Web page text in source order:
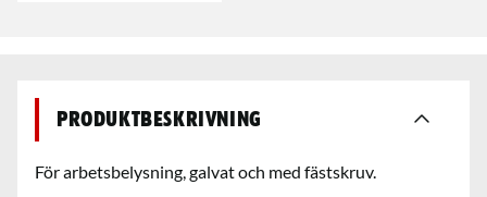
Produktbeskrivning
För arbetsbelysning, galvat och med fästskruv.